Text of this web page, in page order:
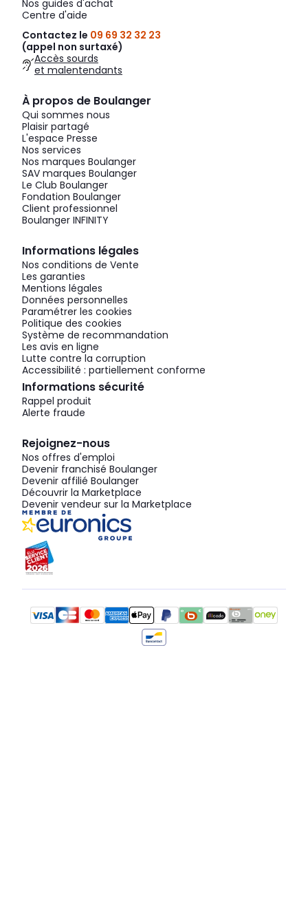
Nos guides d'achat
Centre d'aide
Contactez le 09 69 32 32 23
(appel non surtaxé)
Accès sourds
et malentendants
À propos de Boulanger
Qui sommes nous
Plaisir partagé
L'espace Presse
Nos services
Nos marques Boulanger
SAV marques Boulanger
Le Club Boulanger
Fondation Boulanger
Client professionnel
Boulanger INFINITY
Informations légales
Nos conditions de Vente
Les garanties
Mentions légales
Données personnelles
Paramétrer les cookies
Politique des cookies
Système de recommandation
Les avis en ligne
Lutte contre la corruption
Accessibilité : partiellement conforme
Informations sécurité
Rappel produit
Alerte fraude
Rejoignez-nous
Nos offres d'emploi
Devenir franchisé Boulanger
Devenir affilié Boulanger
Découvrir la Marketplace
Devenir vendeur sur la Marketplace